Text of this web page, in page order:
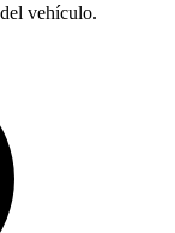
vehículo.